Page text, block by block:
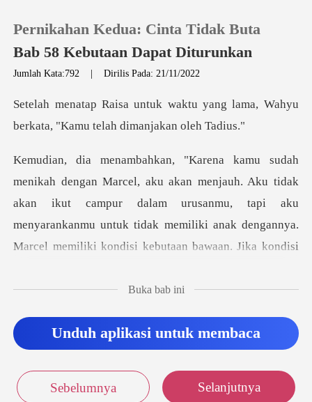
0
Riwayat Membaca
Keluar
Pernikahan Kedua: Cinta Tidak Buta
Bab 58 Kebutaan Dapat Diturunkan
Jumlah Kata:792 |Dirilis Pada: 21/11/2022
u yang lama, Wahyu
berkata, "Kam
uh. Aku tidak
akan ikut campur dalam urusanmu, tapi aku
menyarankanmu untuk tidak m
Buka bab ini
Unduh aplikasi untuk membaca
Sebelumnya Selanjutnya